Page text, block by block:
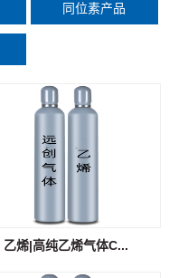
同位素产品
乙烯|高纯乙烯气体C...